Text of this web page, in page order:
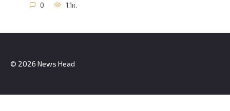
0 1.1к.
© 2026 News Head